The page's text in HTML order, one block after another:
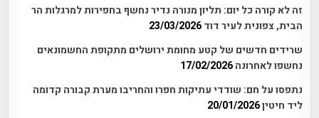
זה לא קורה כל יום: תליון מנורה נדיר נחשף בחפירות למרגלות הר
הבית, צפונית לעיר דוד 23/03/2026
שרידים חדשים של קטע מחומת ירושלים מתקופת החשמונאים
נחשפו לאחרונה 17/02/2026
נתפסו על חם: שודדי עתיקות חפרו והחריבו מערת קבורה קדומה
ליד חיטין20/01/2026